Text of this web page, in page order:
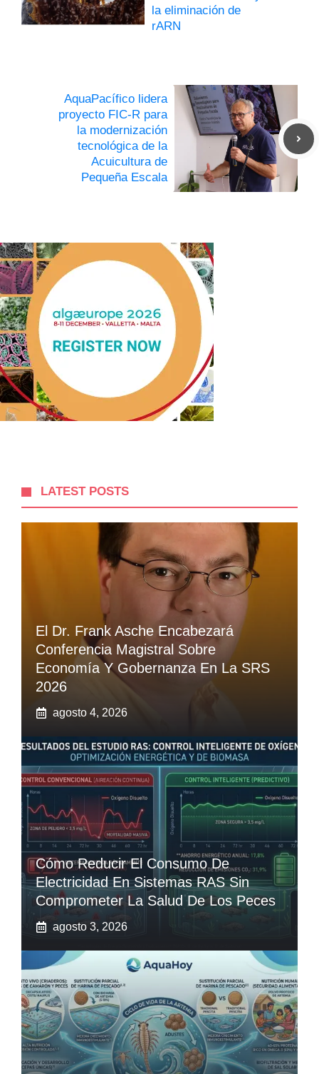
la eliminación de
rARN
AquaPacífico lidera
proyecto FIC-R para
la modernización
tecnológica de la
Acuicultura de
Pequeña Escala
LATEST POSTS
El Dr. Frank Asche Encabezará
Conferencia Magistral Sobre
Economía Y Gobernanza En La SRS
2026
agosto 4, 2026
Cómo Reducir El Consumo De
Electricidad En Sistemas RAS Sin
Comprometer La Salud De Los Peces
agosto 3, 2026